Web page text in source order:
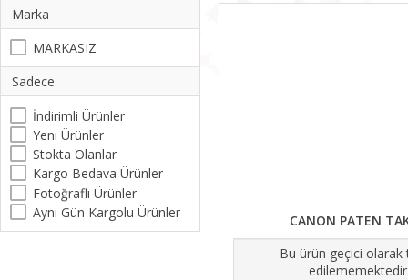
Marka
MARKASIZ
Sadece
İndirimli Ürünler
Yeni Ürünler
Stokta Olanlar
Kargo Bedava Ürünler
Fotoğraflı Ürünler
Aynı Gün Kargolu Ürünler
CANON PATEN
Bu ürün geçici olarak